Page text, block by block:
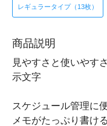
レギュラータイプ（13枚）
商品説明
見やすさと使いやす
示文字
スケジュール管理に
メモがたっぷり書け